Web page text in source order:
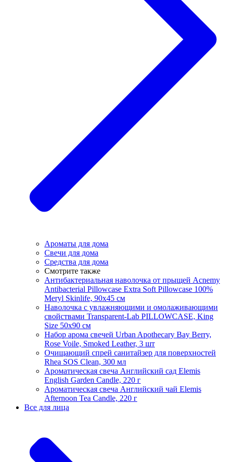
Ароматы для дома
Свечи для дома
Средства для дома
Смотрите также
Антибактериальная наволочка от прыщей Acnemy
Antibacterial Pillowcase Extra Soft Pillowcase 100%
Meryl Skinlife, 90х45 см
Наволочка с увлажняющими и омолаживающими
свойствами Transparent-Lab PILLOWCASE, King
Size 50x90 см
Набор арома свечей Urban Apothecary Bay Berry,
Rose Voile, Smoked Leather, 3 шт
Очищающий спрей санитайзер для поверхностей
Rhea SOS Clean, 300 мл
Ароматическая свеча Английский сад Elemis
English Garden Candle, 220 г
Ароматическая свеча Английский чай Elemis
Afternoon Tea Candle, 220 г
Все для лица